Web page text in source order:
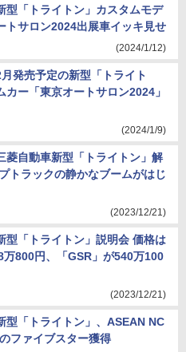
型「トライトン」カスタムモデ
トサロン2024出展車イッキ見せ
(2024/1/12)
発売予定の新型「トライト
カー「東京オートサロン2024」
(2024/1/9)
菱自動車新型「トライトン」解
トラックの静かなブームがはじ
(2023/12/21)
型「トライトン」説明会 価格は
万800円、「GSR」が540万100
(2023/12/21)
型「トライトン」、ASEAN NC
ファイブスター獲得